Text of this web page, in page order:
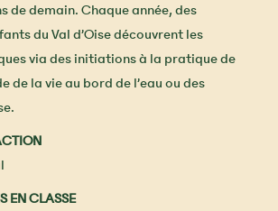
de demain. Chaque année, des
du Val d’Oise découvrent les
via des initiations à la pratique de
de la vie au bord de l’eau ou des
EN CLASSE